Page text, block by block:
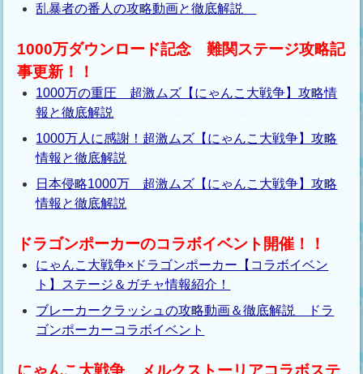
乱暴者の番人の攻略動画と徹底解説
1000万ダウンロード記念 難関ステージ攻略記
事更新！！
1000万の重圧 超激ムズ【にゃんこ大戦争】攻略情
報と徹底解説
1000万人に感謝！超激ムズ【にゃんこ大戦争】攻略
情報と徹底解説
日本侵略1000万 超激ムズ【にゃんこ大戦争】攻略
情報と徹底解説
ドラゴンポーカーのコラボイベント開催！！
にゃんこ大戦争×ドラゴンポーカー【コラボイベン
ト】ステージ＆ガチャ情報紹介！
ブレーカークラッシュの攻略動画＆徹底解説 ドラ
ゴンポーカーコラボイベント
にゃんこ大戦争 メルクストーリアコラボステ